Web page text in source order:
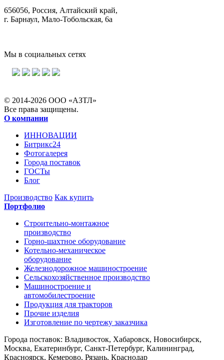
656056, Россия, Алтайский край,
г. Барнаул, Мало-Тобольская, 6а
Мы в социальных сетях
© 2014-2026 ООО «АЗТЛ»
Все права защищены.
О компании
ИННОВАЦИИ
Битрикс24
Фотогалерея
Города поставок
ГОСТы
Блог
Производство Как купить
Портфолио
Строительно-монтажное
производство
Горно-шахтное оборудование
Котельно-механическое
оборудование
Железнодорожное машиностроение
Сельскохозяйственное производство
Машиностроение и
автомобилестроение
Продукция для тракторов
Прочие изделия
Изготовление по чертежу заказчика
Города поставок: Владивосток, Хабаровск, Новосибирск,
Москва, Екатеринбург, Санкт-Петербург, Калининград,
Красноярск, Кемерово, Рязань, Краснодар